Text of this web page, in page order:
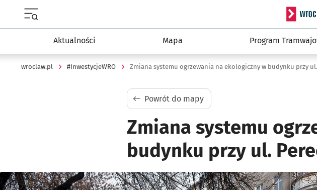
Serwis
Aktualności Mapa Program
wroclaw.pl #InwestycjeWRO Zmiana systemu ogrzewania na ekologiczny w budynku przy ul.
Powrót do mapy
Zmiana systemu
budynku przy ul.
Kliknij, aby powiększyć